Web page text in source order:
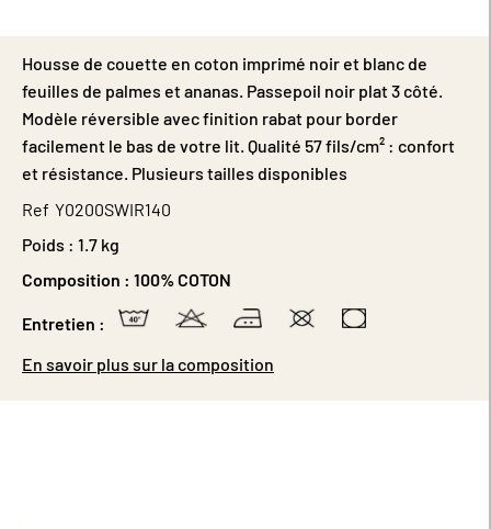
Housse de couette en coton imprimé noir et blanc de
feuilles de palmes et ananas. Passepoil noir plat 3 côté.
Modèle réversible avec finition rabat pour border
facilement le bas de votre lit. Qualité 57 fils/cm² : confort
et résistance. Plusieurs tailles disponibles
Ref Y0200SWIR140
Poids : 1.7 kg
Composition : 100% COTON
Entretien :
En savoir plus sur la composition